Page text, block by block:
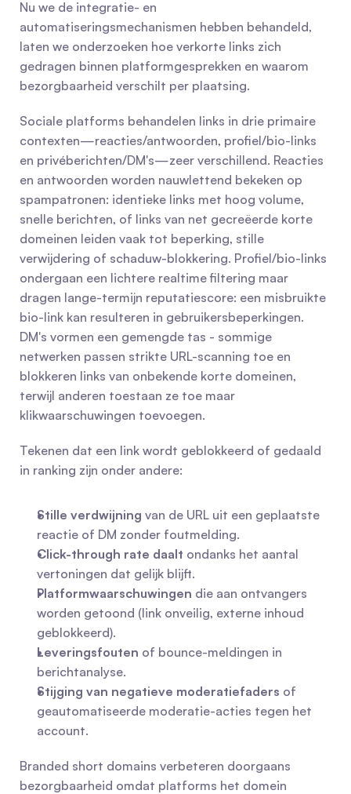
Nu we de integratie- en
automatiseringsmechanismen hebben behandeld,
laten we onderzoeken hoe verkorte links zich
gedragen binnen platformgesprekken en waarom
bezorgbaarheid verschilt per plaatsing.
Sociale platforms behandelen links in drie primaire
contexten—reacties/antwoorden, profiel/bio-links
en privéberichten/DM's—zeer verschillend. Reacties
en antwoorden worden nauwlettend bekeken op
spampatronen: identieke links met hoog volume,
snelle berichten, of links van net gecreëerde korte
domeinen leiden vaak tot beperking, stille
verwijdering of schaduw-blokkering. Profiel/bio-links
ondergaan een lichtere realtime filtering maar
dragen lange-termijn reputatiescore: een misbruikte
bio-link kan resulteren in gebruikersbeperkingen.
DM's vormen een gemengde tas - sommige
netwerken passen strikte URL-scanning toe en
blokkeren links van onbekende korte domeinen,
terwijl anderen toestaan ze toe maar
klikwaarschuwingen toevoegen.
Tekenen dat een link wordt geblokkeerd of gedaald
in ranking zijn onder andere:
Stille verdwijning van de URL uit een geplaatste
reactie of DM zonder foutmelding.
Click-through rate daalt ondanks het aantal
vertoningen dat gelijk blijft.
Platformwaarschuwingen die aan ontvangers
worden getoond (link onveilig, externe inhoud
geblokkeerd).
Leveringsfouten of bounce-meldingen in
berichtanalyse.
Stijging van negatieve moderatiefaders of
geautomatiseerde moderatie-acties tegen het
account.
Branded short domains verbeteren doorgaans
bezorgbaarheid omdat platforms het domein